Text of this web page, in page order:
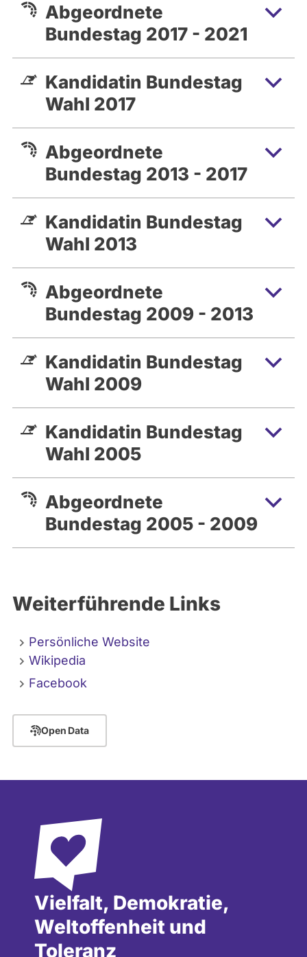
Abgeordnete
Bundestag 2017 - 2021
Kandidatin Bundestag
Wahl 2017
Abgeordnete
Bundestag 2013 - 2017
Kandidatin Bundestag
Wahl 2013
Abgeordnete
Bundestag 2009 - 2013
Kandidatin Bundestag
Wahl 2009
Kandidatin Bundestag
Wahl 2005
Abgeordnete
Bundestag 2005 - 2009
Weiterführende Links
Persönliche Website
Wikipedia
Facebook
Open Data
Vielfalt, Demokratie,
Weltoffenheit und
Toleranz